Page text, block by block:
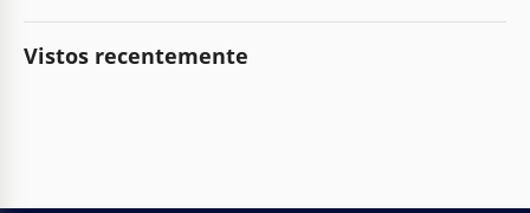
Vistos recentemente